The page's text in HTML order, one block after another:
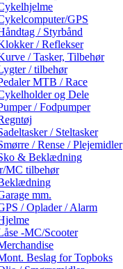
GPS
/ Styrbånd
/ Reflekser
/ Tasker, Tilbehør
/ tilbehør
MTB / Race
og Dele
/ Fodpumper
/ Steltasker
/ Rense / Plejemidler
& Beklædning
MC tilbehør
mm.
/ Oplader / Alarm
-MC/Scooter
Beslag for Topboks